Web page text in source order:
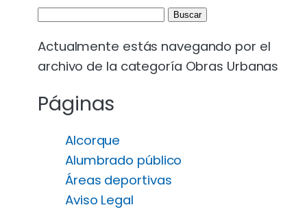
entradas
Buscar:
Actualmente estás navegando por el
archivo de la categoría Obras Urbanas
Páginas
Alcorque
Alumbrado público
Áreas deportivas
Aviso Legal